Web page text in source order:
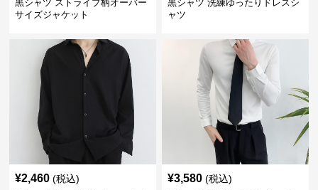
黒シャツ ストライプ柄オーバー
サイズジャケット
黒シャツ 洗練ゆったりドレスシ
ャツ
¥2,460 (税込) ¥3,580 (税込)